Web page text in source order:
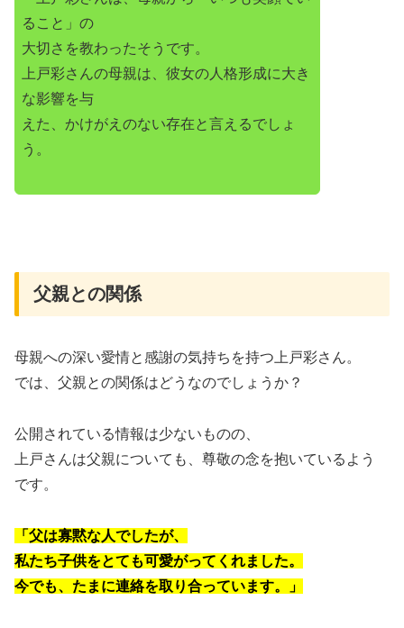
ること」の
大切さを教わったそうです。
上戸彩さんの母親は、彼女の人格形成に大き
な影響を与
えた、かけがえのない存在と言えるでしょ
う。
父親との関係
母親への深い愛情と感謝の気持ちを持つ上戸彩さん。
では、父親との関係はどうなのでしょうか？
公開されている情報は少ないものの、
上戸さんは父親についても、尊敬の念を抱いているよう
です。
「父は寡黙な人でしたが、
私たち子供をとても可愛がってくれました。
今でも、たまに連絡を取り合っています。」